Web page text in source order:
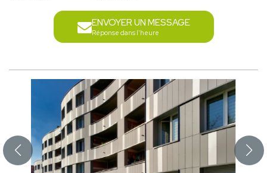
ENVOYER UN MESSAGE
Réponse dans l'heure